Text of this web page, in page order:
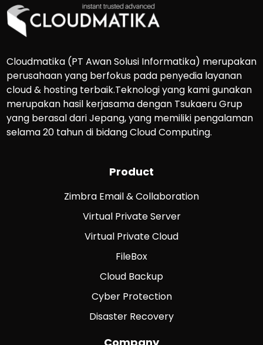
Cloudmatika (PT Awan Solusi Informatika) merupakan
perusahaan yang berfokus pada penyedia layanan
cloud & hosting terbaik.Teknologi yang kami gunakan
merupakan hasil kerjasama dengan Tsukaeru Grup
yang berasal dari Jepang, yang memiliki pengalaman
selama 20 tahun di bidang Cloud Computing.
Product
Zimbra Email & Collaboration
Virtual Private Server
Virtual Private Cloud
FileBox
Cloud Backup
Cyber Protection
Disaster Recovery